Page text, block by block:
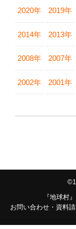
2020年 2019年
2014年 2013年
2008年 2007年
2002年 2001年
『地球村
お問い合わせ・資料